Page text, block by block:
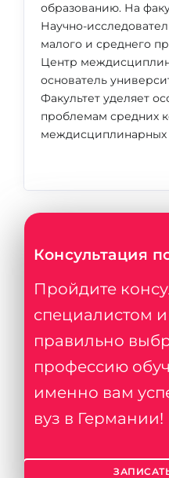
образованию. На
Научно-
малого и среднего
Центр
основатель
Факультет уделяет
проблемам средних
междисциплинарных
Консультация
Пройдите
специалистом и
правильно
профессию
именно вам
вуз в Германии!